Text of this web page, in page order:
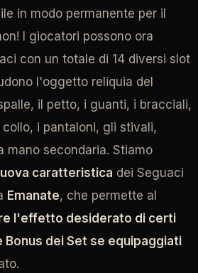
in modo permanente per il
I giocatori possono ora
con un totale di 14 diversi slot
l'oggetto reliquia del
il petto, i guanti, i bracciali,
i pantaloni, gli stivali,
mano secondaria. Stiamo
caratteristica dei Seguaci
Emanate, che permette al
l'effetto desiderato di certi
Bonus dei Set se equipaggiati